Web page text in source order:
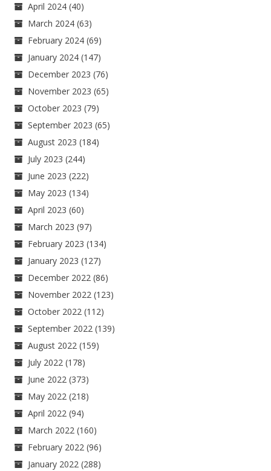
April 2024 (40)
March 2024 (63)
February 2024 (69)
January 2024 (147)
December 2023 (76)
November 2023 (65)
October 2023 (79)
September 2023 (65)
August 2023 (184)
July 2023 (244)
June 2023 (222)
May 2023 (134)
April 2023 (60)
March 2023 (97)
February 2023 (134)
January 2023 (127)
December 2022 (86)
November 2022 (123)
October 2022 (112)
September 2022 (139)
August 2022 (159)
July 2022 (178)
June 2022 (373)
May 2022 (218)
April 2022 (94)
March 2022 (160)
February 2022 (96)
January 2022 (288)